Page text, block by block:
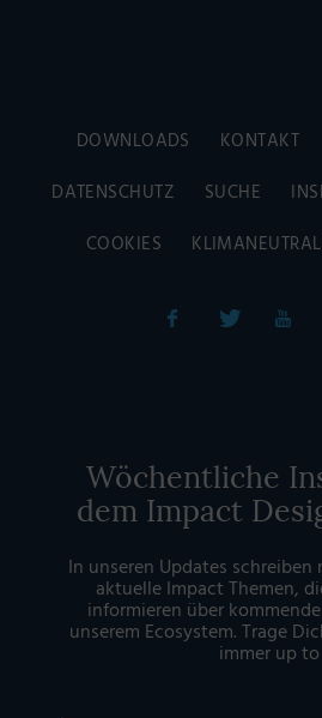
DOWNLOADS KONTAKT
DATENSCHUTZ
SUCHE
COOKIES
Wöchentliche
dem Impact
In unseren Updates
aktuelle Impact Themen,
informieren über
unserem Ecosystem. Trage
immer up